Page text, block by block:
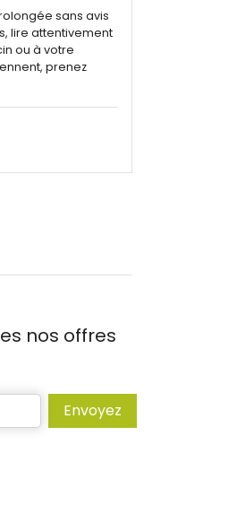
sans avis
lire attentivement
ou à votre
prenez
nos offres
Envoyez